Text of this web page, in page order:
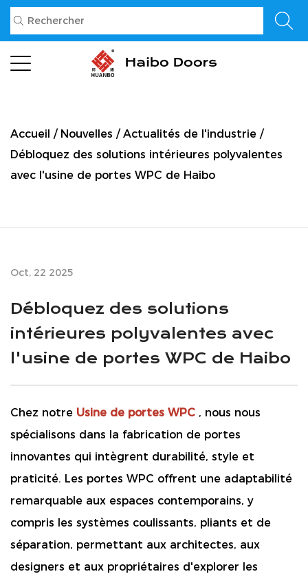
Accueil / Nouvelles / Actualités de l'industrie /
Débloquez des solutions intérieures polyvalentes
avec l'usine de portes WPC de Haibo
Oct, 22 2025
Débloquez des solutions
intérieures polyvalentes avec
l'usine de portes WPC de Haibo
Chez notre Usine de portes WPC , nous nous
spécialisons dans la fabrication de portes
innovantes qui intègrent durabilité, style et
praticité. Les portes WPC offrent une adaptabilité
remarquable aux espaces contemporains, y
compris les systèmes coulissants, pliants et de
séparation, permettant aux architectes, aux
designers et aux propriétaires d'explorer les